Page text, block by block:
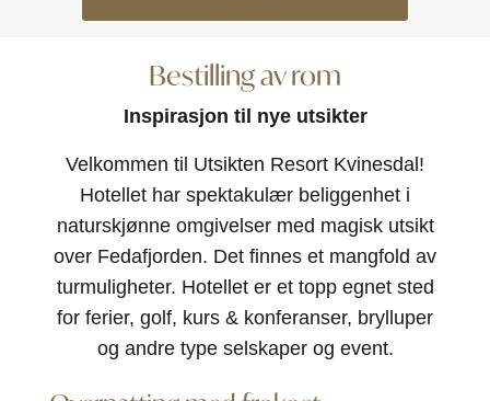
Bestilling av rom
Inspirasjon til nye utsikter
Velkommen til Utsikten Resort Kvinesdal!
Hotellet har spektakulær beliggenhet i
naturskjønne omgivelser med magisk utsikt
over Fedafjorden. Det finnes et mangfold av
turmuligheter. Hotellet er et topp egnet sted
for ferier, golf, kurs & konferanser, brylluper
og andre type selskaper og event.